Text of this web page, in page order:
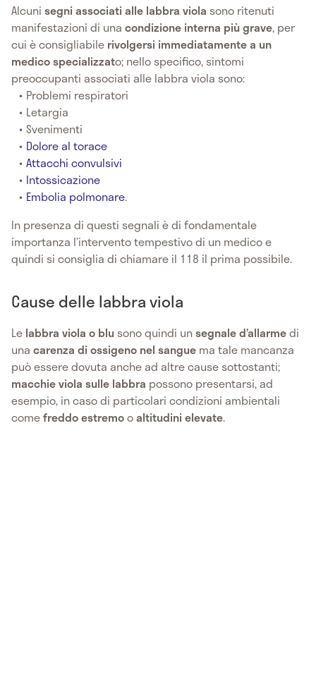
Alcuni segni associati alle labbra viola sono ritenuti
manifestazioni di una condizione interna più grave, per
cui è consigliabile rivolgersi immediatamente a un
medico specializzato; nello specifico, sintomi
preoccupanti associati alle labbra viola sono:
Problemi respiratori
Letargia
Svenimenti
Dolore al torace
Attacchi convulsivi
Intossicazione
Embolia polmonare.
In presenza di questi segnali è di fondamentale
importanza l’intervento tempestivo di un medico e
quindi si consiglia di chiamare il 118 il prima possibile.
Cause delle labbra viola
Le labbra viola o blu sono quindi unsegnale d’allarmedi
una carenza di ossigeno nel sangue ma tale mancanza
può essere dovuta anche ad altre cause sottostanti;
macchie viola sulle labbra possono presentarsi, ad
esempio, in caso di particolari condizioni ambientali
comefreddo estremooaltitudini elevate.